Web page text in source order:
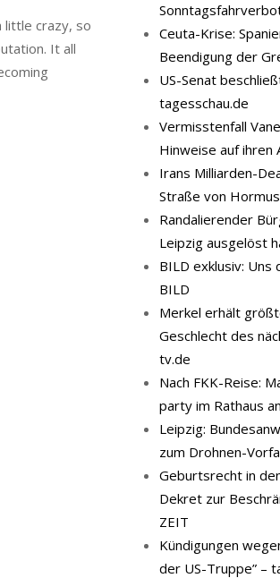
little crazy, so
It all
Ceuta-Krise:
Beendigung der
US-Senat
tagesschau.de
Vermisstenfall
Hinweise auf ihren
Irans Milliarden-
Straße von
Randalierender
Leipzig ausgelöst
BILD exklusiv:
BILD
Merkel erhält
Geschlecht des
tv.de
Nach FKK-​Reise:
par­ty im Rat­haus
Leipzig:
zum Drohnen-
Geburtsrecht in
Dekret zur
ZEIT
Kündigungen
der US-Truppe” –